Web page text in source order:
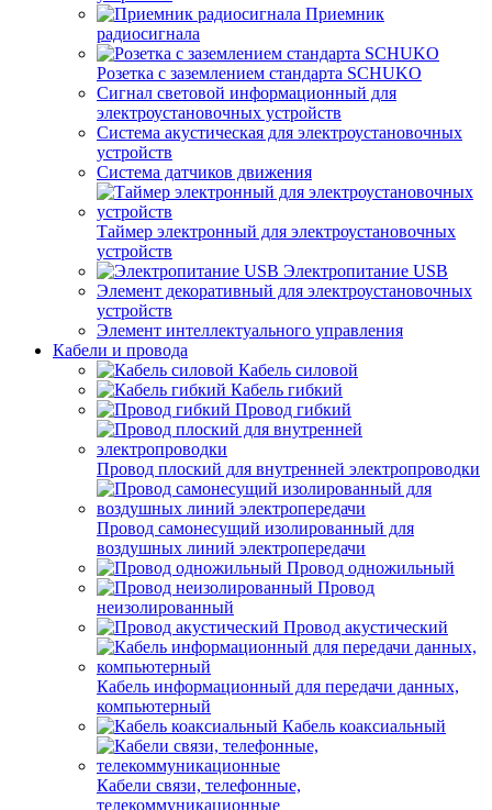
Приемник
радиосигнала
Розетка с заземлением стандарта SCHUKO
Сигнал световой информационный для
электроустановочных устройств
Система акустическая для электроустановочных
устройств
Система датчиков движения
Таймер электронный для электроустановочных
устройств
Электропитание USB
Элемент декоративный для электроустановочных
устройств
Элемент интеллектуального управления
Кабели и провода
Кабель силовой
Кабель гибкий
Провод гибкий
Провод плоский для внутренней электропроводки
Провод самонесущий изолированный для
воздушных линий электропередачи
Провод одножильный
Провод
неизолированный
Провод акустический
Кабель информационный для передачи данных,
компьютерный
Кабель коаксиальный
Кабели связи, телефонные,
телекоммуникационные